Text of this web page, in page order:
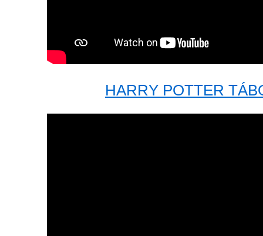
HARRY POTTER